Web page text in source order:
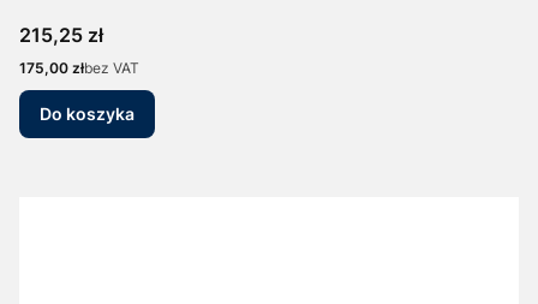
Cena
215,25 zł
Cena
175,00 złbez VAT
Do koszyka